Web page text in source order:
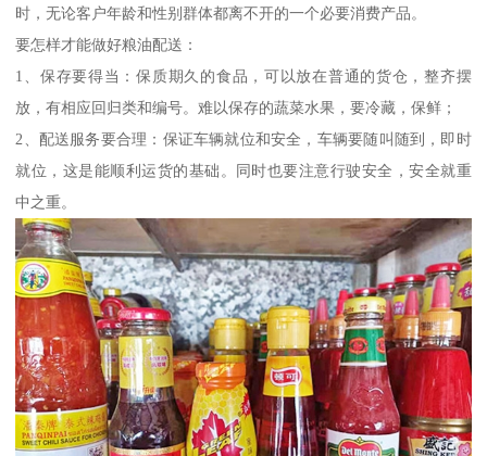
时，无论客户年龄和性别群体都离不开的一个必要消费产品。
要怎样才能做好粮油配送：
1、保存要得当：保质期久的食品，可以放在普通的货仓，整齐摆
放，有相应回归类和编号。难以保存的蔬菜水果，要冷藏，保鲜；
2、配送服务要合理：保证车辆就位和安全，车辆要随叫随到，即时
就位，这是能顺利运货的基础。同时也要注意行驶安全，安全就重
中之重。